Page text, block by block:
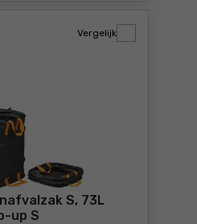
S, 73L
up S
Vergelijk